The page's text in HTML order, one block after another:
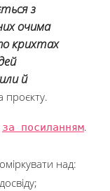
з
очима
крихтах
й
проєкту.
за посиланням.
над: